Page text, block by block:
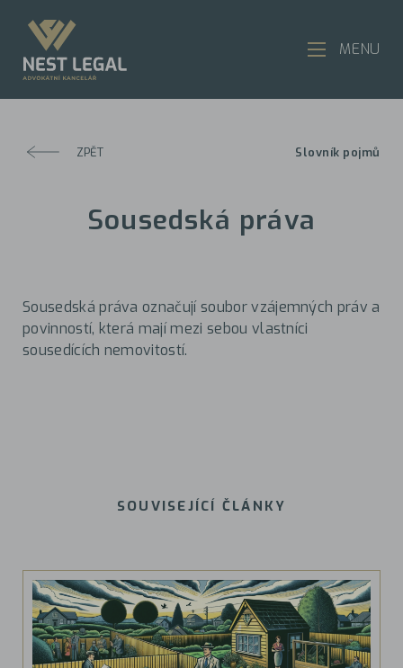
ZPĚT Slovník pojmů
Sousedská práva
Sousedská práva označují soubor vzájemných práv a
povinností, která mají mezi sebou vlastníci
sousedících nemovitostí.
SOUVISEJÍCÍ ČLÁNKY
MENU